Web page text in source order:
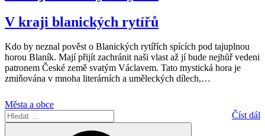
V kraji blanických rytířů
Kdo by neznal pověst o Blanických rytířích spících pod tajuplnou
horou Blaník. Mají přijít zachránit naši vlast až jí bude nejhůř vedeni
patronem České země svatým Václavem. Tato mystická hora je
zmiňována v mnoha literárních a uměleckých dílech,…
Města a obce
Číst dál
Hledat: